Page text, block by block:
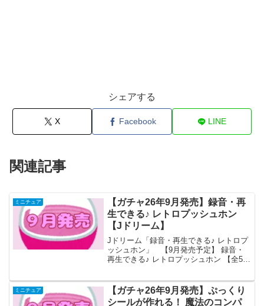
シェアする
X Facebook LINE
関連記事
ミニチュア
【ガチャ26年9月発売】録音・再
生できる♪ レトロプッシュホン
【Jドリーム】
Jドリーム「録音・再生できる♪ レトロプ
ッシュホン」 【9月発売予定】 録音・
再生できる♪ レトロプッシュホン 【全5種
セルトイ売り場から発売されます。 受
話器が外...
ミニチュア
【ガチャ26年9月発売】ぷっくり
シールが作れる！ 魔法のコンパ